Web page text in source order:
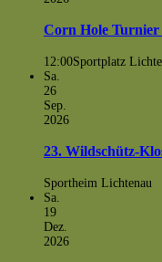
Corn Hole Turnier
12:00Sportplatz
Sa.
26
Sep.
2026
23. Wildschütz-
Sportheim Lichtenau
Sa.
19
Dez.
2026